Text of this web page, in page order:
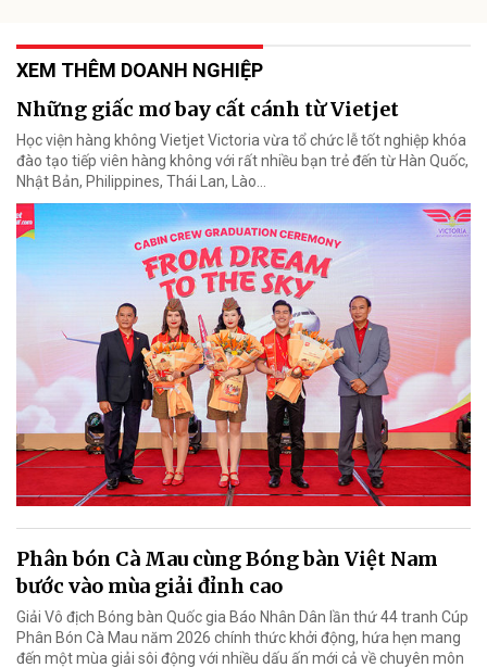
XEM THÊM DOANH NGHIỆP
Những giấc mơ bay cất cánh từ Vietjet
Học viện hàng không Vietjet Victoria vừa tổ chức lễ tốt nghiệp khóa
đào tạo tiếp viên hàng không với rất nhiều bạn trẻ đến từ Hàn Quốc,
Nhật Bản, Philippines, Thái Lan, Lào…
Phân bón Cà Mau cùng Bóng bàn Việt Nam
bước vào mùa giải đỉnh cao
Giải Vô địch Bóng bàn Quốc gia Báo Nhân Dân lần thứ 44 tranh Cúp
Phân Bón Cà Mau năm 2026 chính thức khởi động, hứa hẹn mang
đến một mùa giải sôi động với nhiều dấu ấn mới cả về chuyên môn